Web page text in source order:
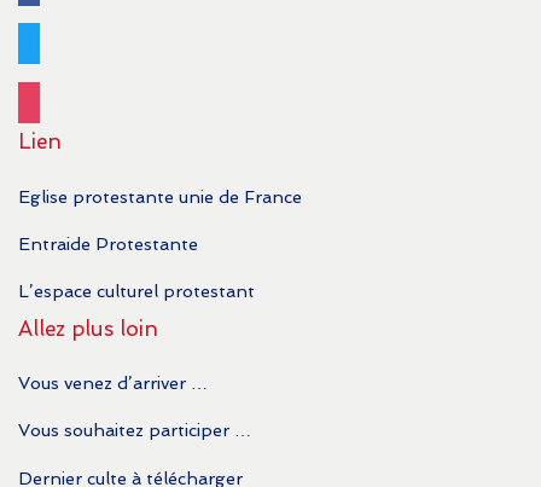
Lien
Eglise protestante unie de France
Entraide Protestante
L’espace culturel protestant
Allez plus loin
Vous venez d’arriver …
Vous souhaitez participer …
Dernier culte à télécharger